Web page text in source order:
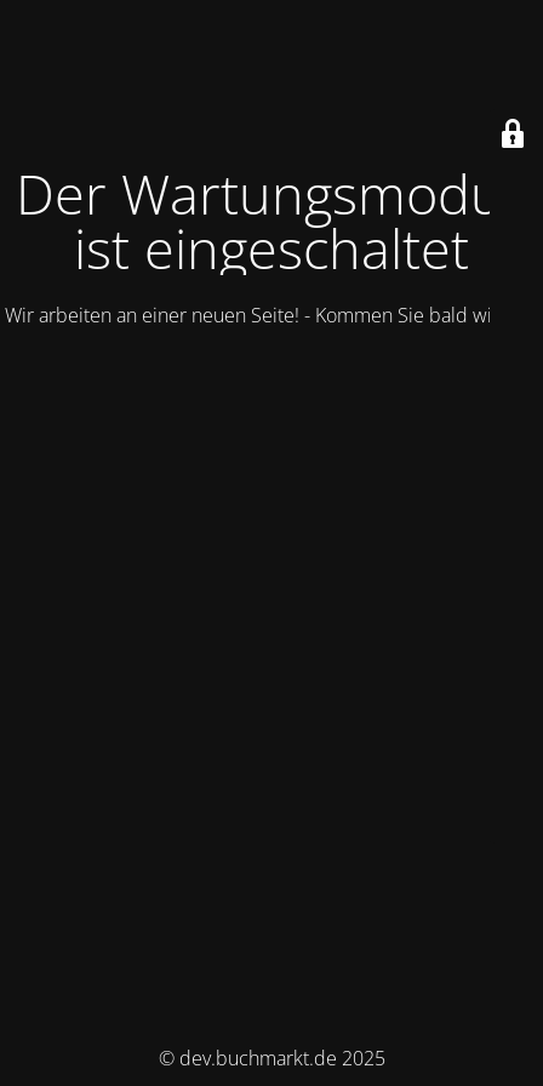
Der Wartungsmodus
ist eingeschaltet
Wir arbeiten an einer neuen Seite! - Kommen Sie bald wieder.
© dev.buchmarkt.de 2025